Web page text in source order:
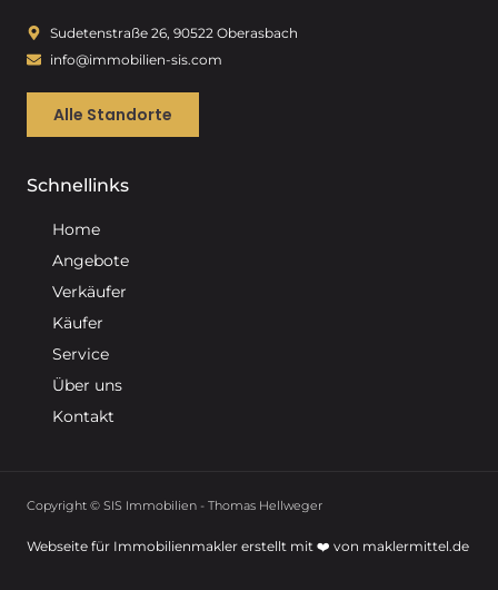
Sudetenstraße 26, 90522 Oberasbach
info@immobilien-sis.com
Alle Standorte
Schnellinks
Home
Angebote
Verkäufer
Käufer
Service
Über uns
Kontakt
Copyright © SIS Immobilien - Thomas Hellweger
Webseite für Immobilienmakler erstellt mit ❤️ von maklermittel.de